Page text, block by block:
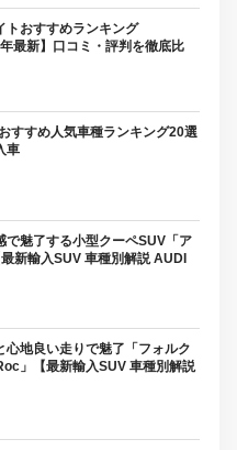
トおすすめランキング
最新】口コミ・評判を徹底比
すすめ人気車種ランキング20選
車
で魅了する小型クーペSUV「ア
新輸入SUV 車種別解説 AUDI
心地良い走りで魅了「フォルク
」【最新輸入SUV 車種別解説